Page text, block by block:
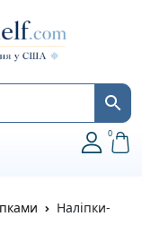
0
Наліпки-